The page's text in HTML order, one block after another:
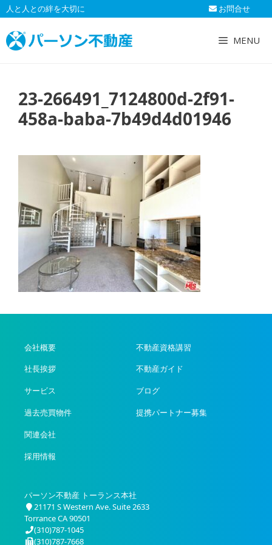
コ
ン
テ
ン
人と人との絆を大切に お問合せ
MENU
23-266491_7124800d-2f91-
458a-baba-7b49d4d01946
会社概要
社長挨拶
サービス
過去売買物件
関連会社
採用情報
不動産資格講習
不動産ガイド
ブログ
提携パートナー募集
パーソン不動産 トーランス本社
21171 S Western Ave. Suite 2633
Torrance CA 90501
(310)787-1045
(310)787-7668